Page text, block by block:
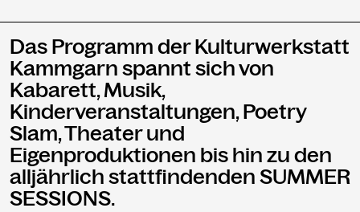
Das Programm der Kulturwerkstatt
Kammgarn spannt sich von
Kabarett, Musik,
Kinderveranstaltungen, Poetry
Slam, Theater und
Eigenproduktionen bis hin zu den
alljährlich stattfindenden SUMMER
SESSIONS.